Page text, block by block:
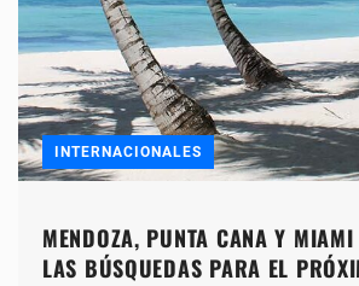
INTERNACIONALES
MENDOZA, PUNTA CANA Y
LAS BÚSQUEDAS PARA EL